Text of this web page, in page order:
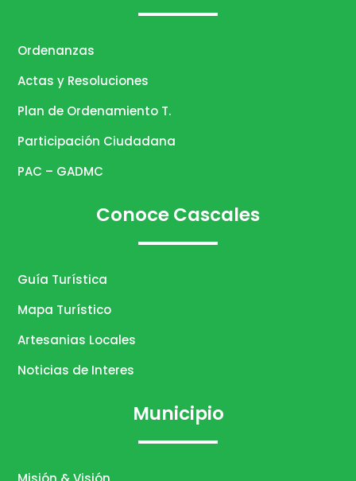
Ordenanzas
Actas y Resoluciones
Plan de Ordenamiento T.
Participación Ciudadana
PAC – GADMC
Conoce Cascales
Guía Turística
Mapa Turístico
Artesanias Locales
Noticias de Interes
Municipio